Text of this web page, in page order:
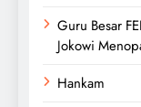
Guru Besar
Jokowi
Hankam